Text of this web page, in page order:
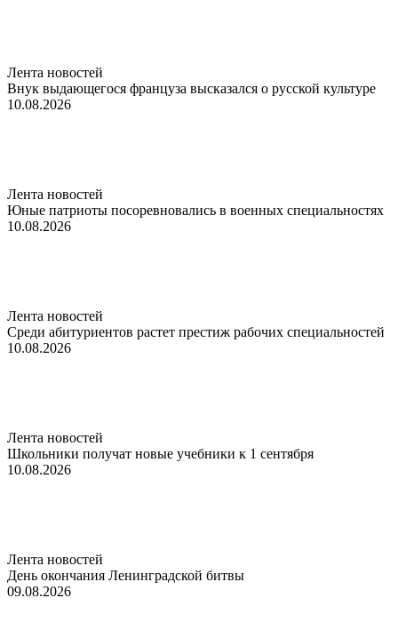
Лента новостей
Внук выдающегося француза высказался о русской культуре
10.08.2026
Лента новостей
Юные патриоты посоревновались в военных специальностях
10.08.2026
Лента новостей
Среди абитуриентов растет престиж рабочих специальностей
10.08.2026
Лента новостей
Школьники получат новые учебники к 1 сентября
10.08.2026
Лента новостей
День окончания Ленинградской битвы
09.08.2026